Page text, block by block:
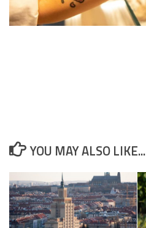
YOU MAY ALSO LIKE...